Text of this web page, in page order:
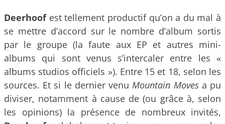
Deerhoofest tellement productif qu’on a du mal à
se mettre d’accord sur le nombre d’album sortis
par le groupe (la faute aux EP et autres mini-
albums qui sont venus s’intercaler entre les «
albums studios officiels »). Entre 15 et 18, selon les
sources. Et si le dernier venu Mountain Movesa pu
diviser, notamment à cause de (ou grâce à, selon
les opinions) la présence de nombreux invités,